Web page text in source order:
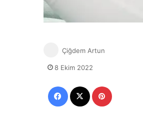
Çiğdem Artun
8 Ekim 2022